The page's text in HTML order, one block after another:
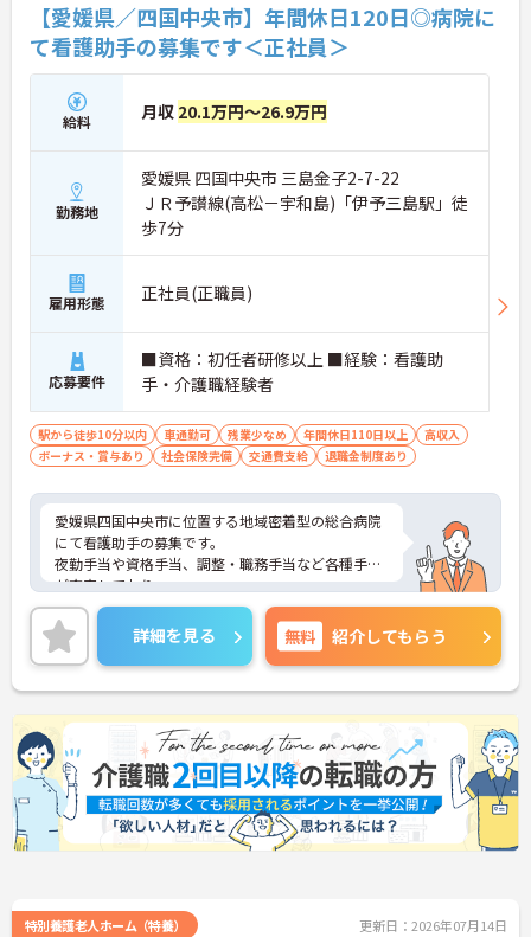
【愛媛県／四国中央市】年間休日120日◎病院に
て看護助手の募集です＜正社員＞
給料 月収 20.1万円～26.9万円
勤務地
愛媛県 四国中央市 三島金子2-7-22
ＪＲ予讃線(高松－宇和島)「伊予三島駅」徒
歩7分
雇用形態 正社員(正職員)
応募要件
■資格：初任者研修以上 ■経験：看護助
手・介護職経験者
駅から徒歩10分以内 車通勤可 残業少なめ 年間休日110日以上
高収入
ボーナス・賞与あり
社会保険完備 交通費支給 退職金制度あり
愛媛県四国中央市に位置する地域密着型の総合病院
にて看護助手の募集です。
夜勤手当や資格手当、調整・職務手当など各種手当
が充実しており、
年2回の賞与は計4ヶ月分支給で、頑張りがしっかり
評価されます♪
ご興味のある方には、面接対策ポイントなどさらに
詳細をお話いたしますので、お気軽にご相談くださ
い。
詳細を見る 無料 紹介してもらう
特別養護老人ホーム（特養） 更新日：2026年07月14日